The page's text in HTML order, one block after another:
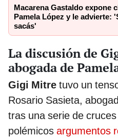
Macarena Gastaldo expone
Pamela López y le advierte:
sacás'
La discusión de
abogada de
Gigi Mitre tuvo un
Rosario Sasieta,
tras una serie de
polémicos argumentos